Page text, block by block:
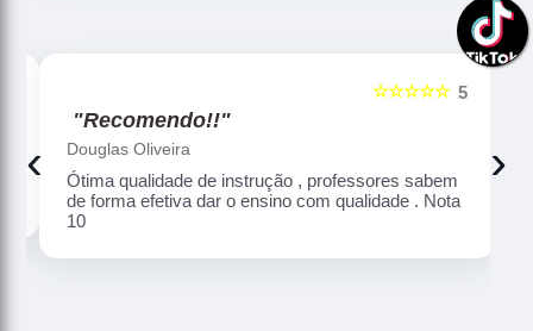
5
☆☆☆☆☆
"Recomendo!!"
Douglas Oliveira
Ótima qualidade de instrução , professores sabem
de forma efetiva dar o ensino com qualidade . Nota
10
‹ ›